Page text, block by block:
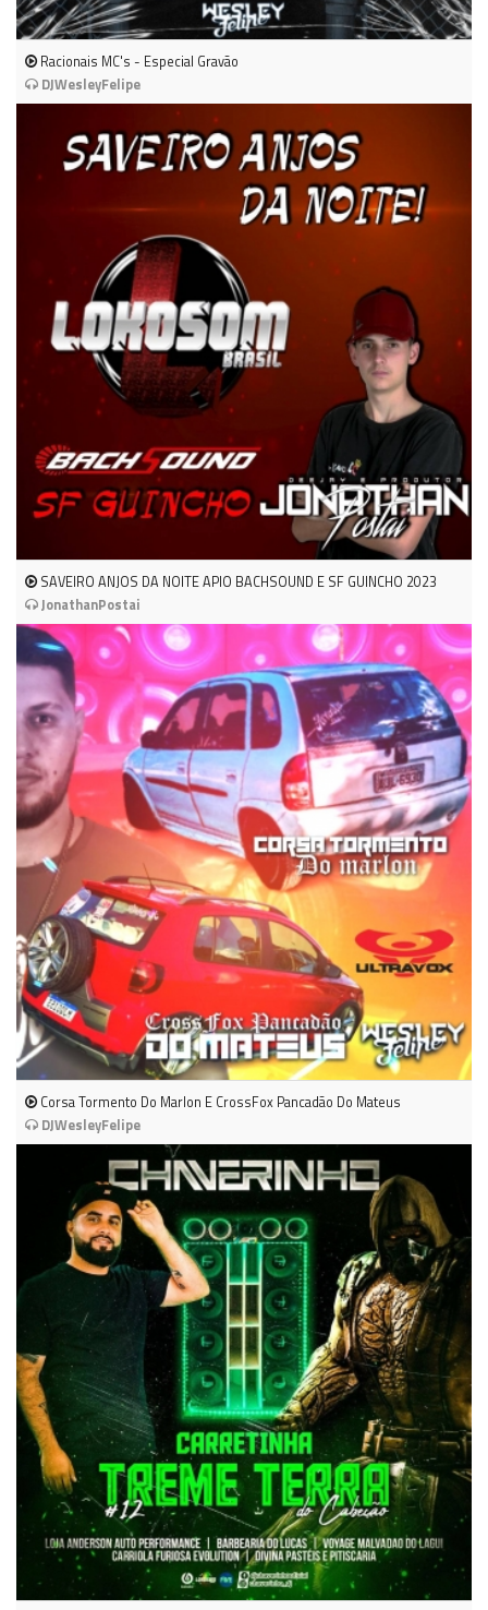
Racionais MC's - Especial Gravão
DJWesleyFelipe
SAVEIRO ANJOS DA NOITE APIO BACHSOUND E SF GUINCHO 2023
JonathanPostai
Corsa Tormento Do Marlon E CrossFox Pancadão Do Mateus
DJWesleyFelipe